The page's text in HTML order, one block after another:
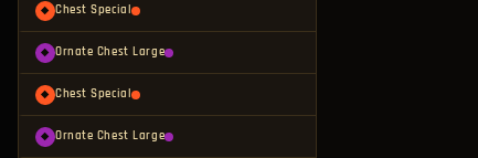
◆ Chest Special
◆ Ornate Chest Large
◆ Chest Special
◆ Ornate Chest Large